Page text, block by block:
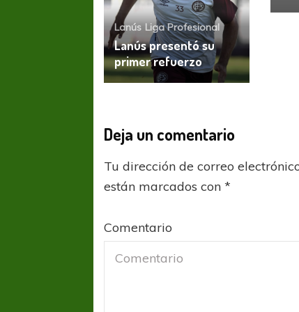
Lanús Liga Profesional
Lanús presentó su
primer refuerzo
Deja un comentario
Tu dirección de correo
están marcados con*
Comentario